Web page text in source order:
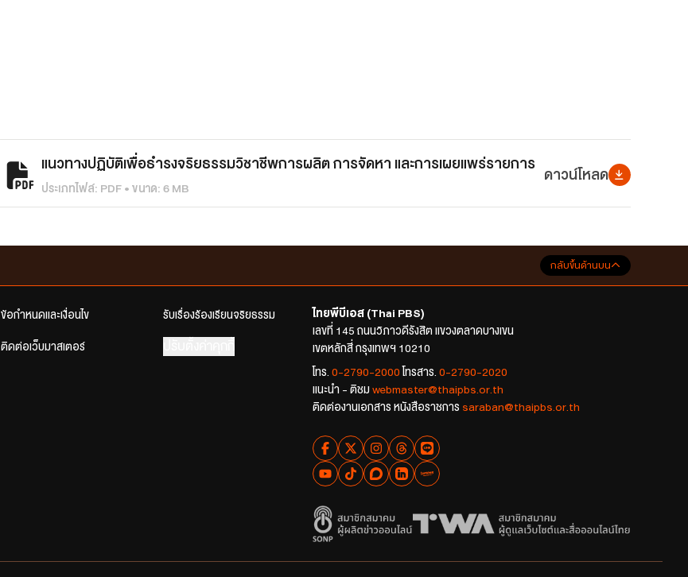
แนวทางปฏิบัติเพื่อธำรงจริยธรรมวิชาชีพการผลิต การจัดหา และการเผยแพร่รายการ
ประเภทไฟล์: PDF • ขนาด: 6 MB
ดาวน์โหลด
กลับขึ้นด้านบน
ข้อกำหนดและเงื่อนไข รับเรื่องร้องเรียนจริยธรรม
ติดต่อเว็บมาสเตอร์
ไทยพีบีเอส (Thai PBS)
เลขที่ 145 ถนนวิภาวดีรังสิต แขวงตลาดบางเขน
เขตหลักสี่ กรุงเทพฯ 10210
โทร. 0-2790-2000 โทรสาร. 0-2790-2020
แนะนำ - ติชม webmaster@thaipbs.or.th
ติดต่องานเอกสาร หนังสือราชการ saraban@thaipbs.or.th